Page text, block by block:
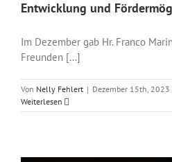
Entwicklung und
Im Dezember gab Hr. Franco
Freunden [...]
Von Nelly Fehlert | Dezember 15th, 2023
Weiterlesen